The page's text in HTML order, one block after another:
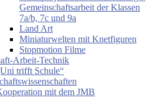
Gemeinschaftsarbeit der Klassen
7a/b, 7c und 9a
Land Art
Miniaturwelten mit Knetfiguren
Stopmotion Filme
Arbeit-Technik
trifft Schule“
mit dem JMB